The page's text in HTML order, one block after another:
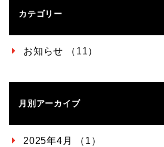
カテゴリー
お知らせ （11）
月別アーカイブ
2025年4月 （1）